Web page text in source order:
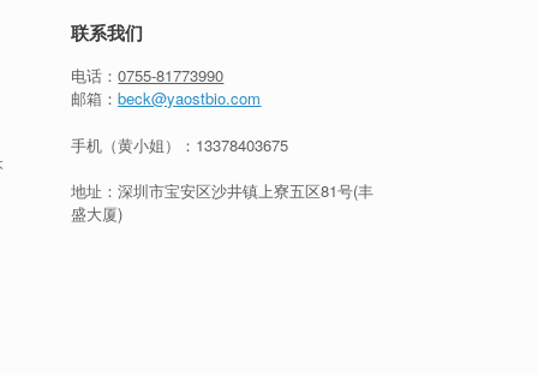
联系我们
电话：0755-81773990
邮箱：beck@yaostbio.com
手机（黄小姐）： 13378403675
地址：深圳市宝安区沙井镇上寮五区81号(丰
盛大厦)